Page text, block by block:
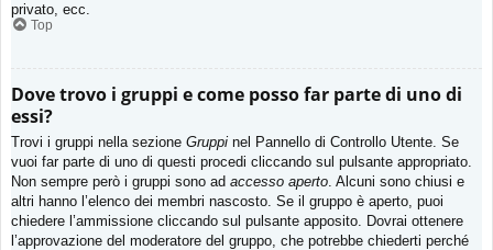
privato, ecc.
Top
Dove trovo i gruppi e come posso far parte di uno di
essi?
Trovi i gruppi nella sezione Gruppi nel Pannello di Controllo Utente. Se
vuoi far parte di uno di questi procedi cliccando sul pulsante appropriato.
Non sempre però i gruppi sono ad accesso aperto . Alcuni sono chiusi e
altri hanno l’elenco dei membri nascosto. Se il gruppo è aperto, puoi
chiedere l’ammissione cliccando sul pulsante apposito. Dovrai ottenere
l’approvazione del moderatore del gruppo, che potrebbe chiederti perché